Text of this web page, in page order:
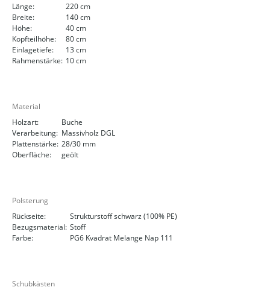
Länge:
220 cm
Breite:
140 cm
Höhe:
40 cm
Kopfteilhöhe:
80 cm
Einlagetiefe:
13 cm
Rahmenstärke: 10 cm
Material
Holzart:
Buche
Verarbeitung: Massivholz DGL
Plattenstärke: 28/30 mm
Oberfläche:
geölt
Polsterung
Rückseite:
Strukturstoff schwarz (100% PE)
Bezugsmaterial: Stoff
Farbe:
PG6 Kvadrat Melange Nap 111
Schubkästen